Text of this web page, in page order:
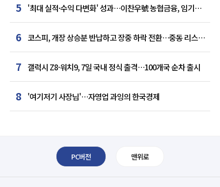
5 '최대 실적·수익 다변화' 성과…이찬우號 농협금융, 임기
말년 성장 박차
6 코스피, 개장 상승분 반납하고 장중 하락 전환…중동 리스크·
美 경계감
7 갤럭시 Z8·워치9, 7일 국내 정식 출격…100개국 순차 출시
8 '여기저기 사장님'…자영업 과잉의 한국경제
PC버전 맨위로